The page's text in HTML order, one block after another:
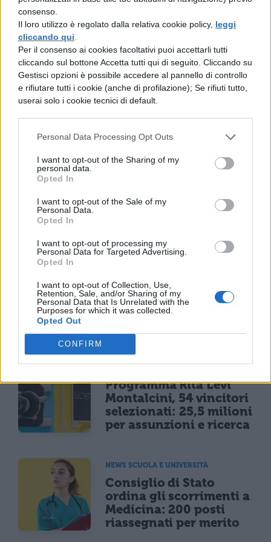
consenso.
Il loro utilizzo è regolato dalla relativa cookie policy, leggi
cliccando qui
Per il consenso ai cookies facoltativi puoi accettarli tutti
cliccando sul bottone Accetta tutti qui di seguito. Cliccando su
Gestisci opzioni è possibile accedere al pannello di controllo
e rifiutare tutti i cookie (anche di profilazione); Se rifiuti tutto,
userai solo i cookie tecnici di default.
Personal Data Processing Opt Outs
I want to opt-out of the Sharing of my
personal data.
Opted In
I want to opt-out of the Sale of my
Personal Data.
Opted In
I want to opt-out of processing my
Personal Data for Targeted Advertising.
Opted In
I want to opt-out of Collection, Use,
Retention, Sale, and/or Sharing of my
Personal Data that Is Unrelated with the
Purposes for which it was collected.
Opted Out
CONFIRM
Valentino ? Chissà perché, ci viene da
pensare che non abbia chissà quale grande
amore, altrimenti avrebbe capito e chiuso
un occhio! Non vogliamo giustificare il
ragazzo, però accidenti: non si poteva
limitare a fargli una bella predica, magari
ad alta voce?
MATURITÀ
domina con 14.123 lodi
ma i 100 crollano del
25% per il taglio ai
Programma Rita Levi
Montalcini, 54 vincitori
selezionati: 25,5 milioni
per assunzioni e ricerca
NEWS SCUOLA E UNIVERSITÀ
Consiglio di Stato
ordina gli scorrimenti a
Medicina: 200 posti
riassegnati per merito